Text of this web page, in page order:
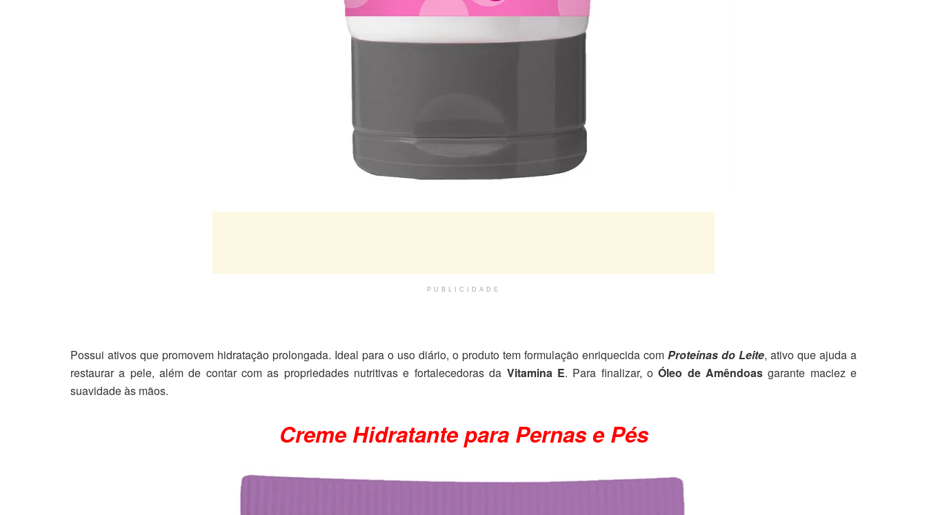
PUBLICIDADE
Possui ativos que promovem hidratação prolongada. Ideal para o uso diário, o produto tem formulação enriquecida com Proteínas do Leite, ativo que ajuda a
restaurar a pele, além de contar com as propriedades nutritivas e fortalecedoras da Vitamina E. Para finalizar, oÓleo de Amêndoas garante maciez e
suavidade às mãos.
Creme Hidratante para Pernas e Pés